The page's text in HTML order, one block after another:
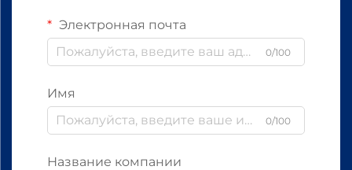
Электронная почта
0/100
Имя
0/100
Название компании